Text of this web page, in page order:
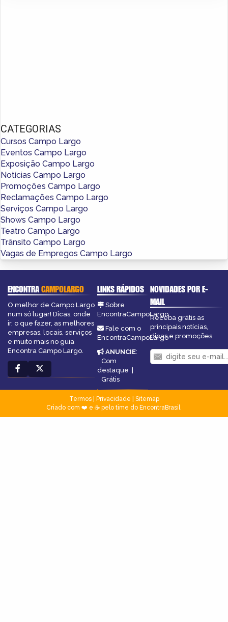
CATEGORIAS
Cursos Campo Largo
Eventos Campo Largo
Exposição Campo Largo
Notícias Campo Largo
Promoções Campo Largo
Reclamações Campo Largo
Serviços Campo Largo
Shows Campo Largo
Teatro Campo Largo
Trânsito Campo Largo
Vagas de Empregos Campo Largo
ENCONTRACAMPOLARGO
O melhor de Campo Largo
num só lugar! Dicas, onde
ir, o que fazer, as melhores
empresas, locais, serviços
e muito mais no guia
Encontra Campo Largo.
LINKS RÁPIDOS
Sobre
EncontraCampoLargo
Fale com o
EncontraCampoLargo
ANUNCIE:
Com
destaque
Grátis
NOVIDADES POR E-
MAIL
Receba grátis as
principais notícias,
dicas e promoções
Termos| Privacidade
Sitemap
Criado com ❤️ e ☕ pelo time do EncontraBrasil